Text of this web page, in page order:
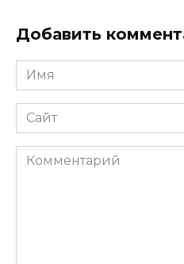
Добавить
Имя
*
Сайт
Комментарий